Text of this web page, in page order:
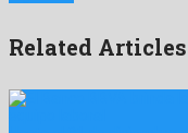
Related Articles